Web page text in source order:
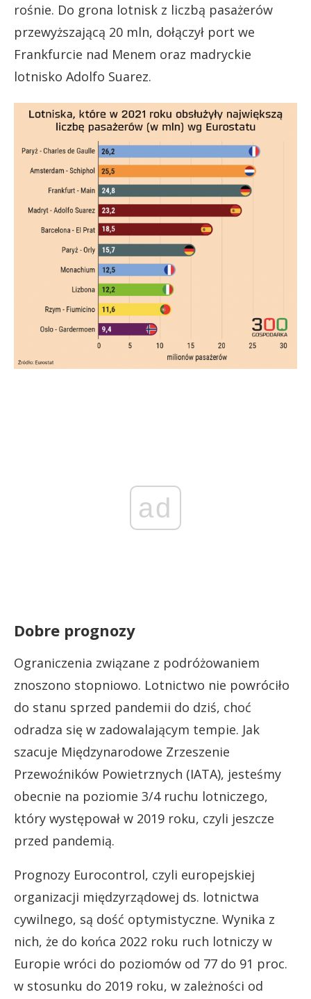
rośnie. Do grona lotnisk z liczbą pasażerów
przewyższającą 20 mln, dołączył port we
Frankfurcie nad Menem oraz madryckie
lotnisko Adolfo Suarez.
ad
Dobre prognozy
Ograniczenia związane z podróżowaniem
znoszono stopniowo. Lotnictwo nie powróciło
do stanu sprzed pandemii do dziś, choć
odradza się w zadowalającym tempie. Jak
szacuje Międzynarodowe Zrzeszenie
Przewoźników Powietrznych (IATA), jesteśmy
obecnie na poziomie 3/4 ruchu lotniczego,
który występował w 2019 roku, czyli jeszcze
przed pandemią.
Prognozy Eurocontrol, czyli europejskiej
organizacji międzyrządowej ds. lotnictwa
cywilnego, są dość optymistyczne. Wynika z
nich, że do końca 2022 roku ruch lotniczy w
Europie wróci do poziomów od 77 do 91 proc.
w stosunku do 2019 roku, w zależności od